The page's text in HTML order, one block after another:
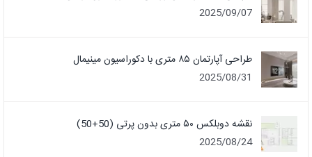
2025/09/07
طراحی آپارتمان ۸۵ متری با دکوراسیون مینیمال
2025/08/31
نقشه دوبلکس ۵۰ متری بدون پرتی (50+50)
2025/08/24